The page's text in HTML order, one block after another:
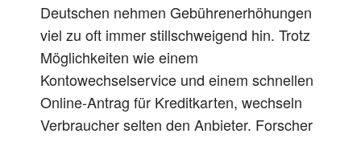
Deutschen nehmen Gebührenerhöhungen
viel zu oft immerstillschweigend hin. Trotz
Möglichkeiten wie einem
Kontowechselservice und einem schnellen
Online-Antrag für Kreditkarten, wechseln
Verbraucherselten den Anbieter. Forscher